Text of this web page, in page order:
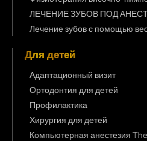
ЛЕЧЕНИЕ ЗУБОВ ПОД
Лечение зубов с помощью
Для детей
Адаптационный визит
Ортодонтия для детей
Профилактика
Хирургия для детей
Компьютерная анестезия